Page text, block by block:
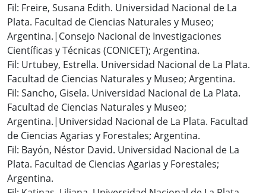
Fil: Freire, Susana Edith. Universidad Nacional de La
Plata. Facultad de Ciencias Naturales y Museo;
Argentina.|Consejo Nacional de Investigaciones
Científicas y Técnicas (CONICET); Argentina.
Fil: Urtubey, Estrella. Universidad Nacional de La Plata.
Facultad de Ciencias Naturales y Museo; Argentina.
Fil: Sancho, Gisela. Universidad Nacional de La Plata.
Facultad de Ciencias Naturales y Museo;
Argentina.|Universidad Nacional de La Plata. Facultad
de Ciencias Agarias y Forestales; Argentina.
Fil: Bayón, Néstor David. Universidad Nacional de La
Plata. Facultad de Ciencias Agarias y Forestales;
Argentina.